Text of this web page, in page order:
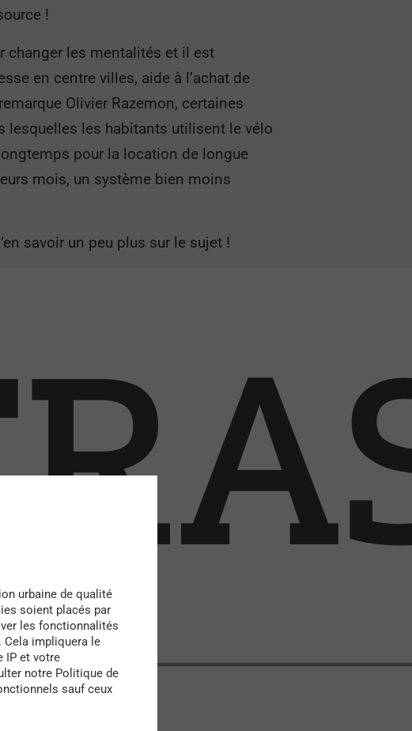
!
changer les mentalités et il est
en centre villes, aide à l’achat de
Olivier Razemon, certaines
lesquelles les habitants utilisent le vélo
pour la location de longue
mois, un système bien moins
savoir un peu plus sur le sujet !
urbaine de qualité
soient placés par
les fonctionnalités
Cela impliquera le
IP et votre
notre Politique de
sauf ceux